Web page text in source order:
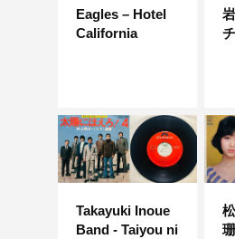
Eagles – Hotel
California
チ
Takayuki Inoue
Band - Taiyou ni